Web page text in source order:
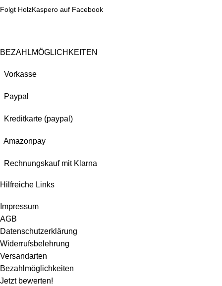
Folgt HolzKaspero auf Facebook
BEZAHLMÖGLICHKEITEN
Vorkasse
Paypal
Kreditkarte (paypal)
Amazonpay
Rechnungskauf mit Klarna
Hilfreiche Links
Impressum
AGB
Datenschutzerklärung
Widerrufsbelehrung
Versandarten
Bezahlmöglichkeiten
Jetzt bewerten!